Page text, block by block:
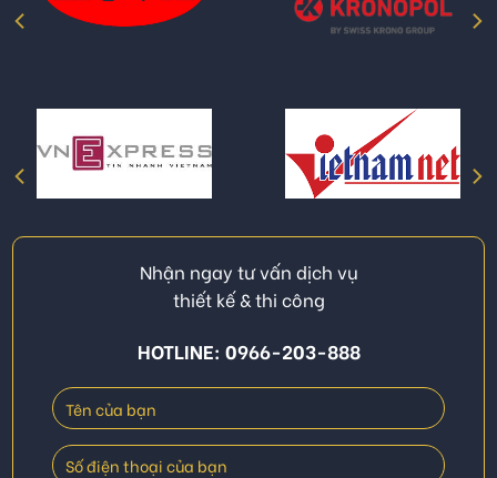
Nhận ngay tư vấn dịch vụ
thiết kế & thi công
HOTLINE: 0966-203-888